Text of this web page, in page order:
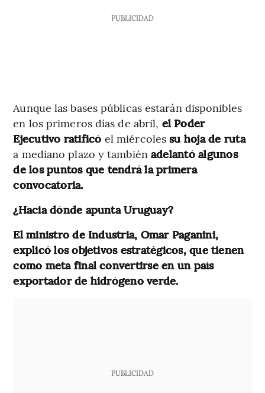
PUBLICIDAD
Aunque las bases públicas estarán disponibles
en los primeros días de abril, el Poder
Ejecutivo ratificó el miércolessu hoja de ruta
a mediano plazo y también adelantó algunos
de los puntos que tendrá la primera
convocatoria.
¿Hacia dónde apunta Uruguay?
El ministro de Industria, Omar Paganini,
explicó los objetivos estratégicos, que tienen
como meta final convertirse en un país
exportador de hidrógeno verde.
PUBLICIDAD